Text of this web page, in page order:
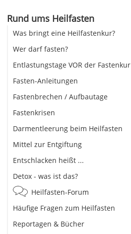
Rund ums Heilfasten
Was bringt eine Heilfastenkur?
Wer darf fasten?
Entlastungstage VOR der Fastenkur
Fasten-Anleitungen
Fastenbrechen / Aufbautage
Fastenkrisen
Darmentleerung beim Heilfasten
Mittel zur Entgiftung
Entschlacken heißt ...
Detox - was ist das?
Heilfasten-Forum
Häufige Fragen zum Heilfasten
Reportagen & Bücher